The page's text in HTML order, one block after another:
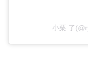
小栗 了